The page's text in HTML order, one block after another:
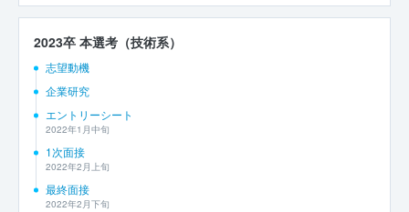
2023卒 本選考（技術系）
志望動機
企業研究
エントリーシート
2022年1月中旬
1次面接
2022年2月上旬
最終面接
2022年2月下旬